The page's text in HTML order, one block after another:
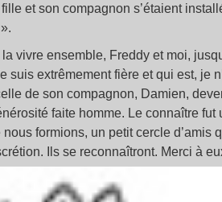
et son compagnon s’étaient
vivre ensemble, Freddy et moi,
suis extrêmement fière et qui est, je
de son compagnon, Damien,
faite homme. Le connaître
formions, un petit cercle d’amis
Ils se reconnaîtront. Merci à